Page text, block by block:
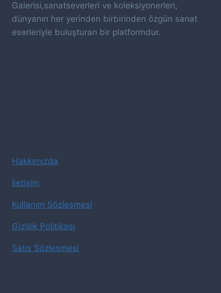
Galerisi,sanatseverleri ve koleksiyonerleri,
dünyanın her yerinden birbirinden özgün sanat
eserleriyle buluşturan bir platformdur.
Hakkımızda
İletişim
Kullanım Sözleşmesi
Gizlilik Politikası
Satış Sözleşmesi